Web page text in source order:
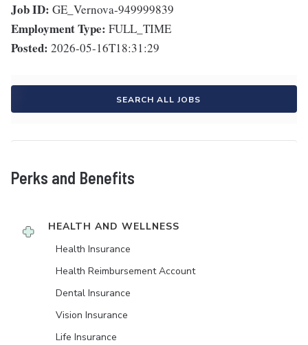
Job ID: GE_Vernova-949999839
Employment Type: FULL_TIME
Posted: 2026-05-16T18:31:29
SEARCH ALL JOBS
Perks and Benefits
HEALTH AND WELLNESS
Health Insurance
Health Reimbursement Account
Dental Insurance
Vision Insurance
Life Insurance